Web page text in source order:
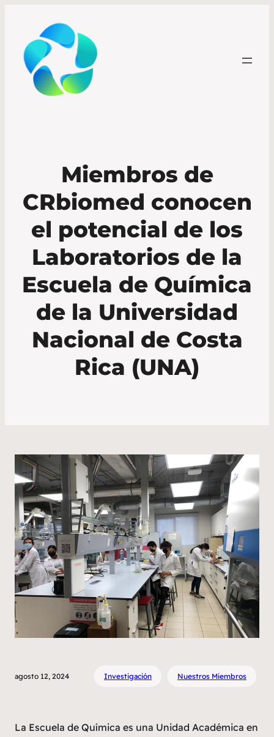
Miembros de
CRbiomed conocen
el potencial de los
Laboratorios de la
Escuela de Química
de la Universidad
Nacional de Costa
Rica (UNA)
agosto 12, 2024 Investigación Nuestros Miembros
La Escuela de Química es una Unidad Académica en